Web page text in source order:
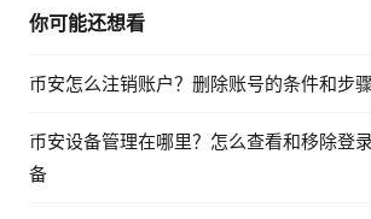
你可能还想看
币安怎么注销账户？删除账号的条件和步骤
币安设备管理在哪里？怎么查看和移除登
备